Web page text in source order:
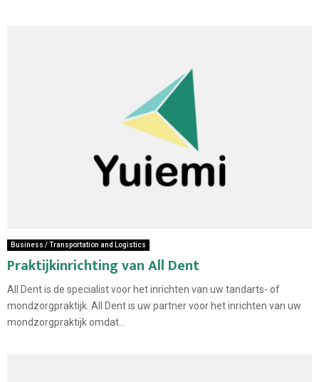
Business / Transportation and Logistics
Praktijkinrichting van All Dent
All Dent is de specialist voor het inrichten van uw tandarts- of
mondzorgpraktijk. All Dent is uw partner voor het inrichten van uw
mondzorgpraktijk omdat...